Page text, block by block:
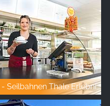
Hexenkessel - Seilbahnen Thale Erlebniswelt
taraflarca
göstermek için kullanılır.
ziyaretçileri izleyerek